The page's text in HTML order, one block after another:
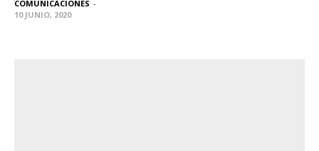
COMUNICACIONES -
10 JUNIO, 2020